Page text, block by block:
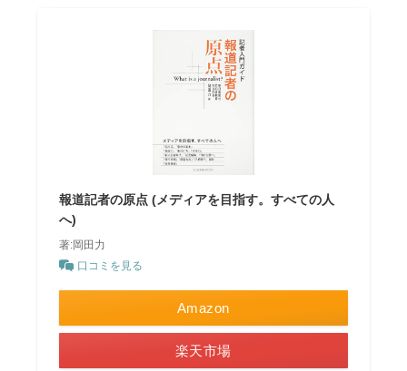
報道記者の原点 (メディアを目指す。すべての人
へ)
著:岡田力
口コミを見る
Amazon
楽天市場